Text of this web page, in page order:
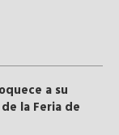
a su
la Feria de